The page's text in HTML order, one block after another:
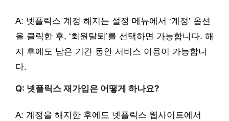
A: 넷플릭스 계정 해지는 설정 메뉴에서 ‘계정’ 옵션
을 클릭한 후, ‘회원탈퇴’를 선택하면 가능합니다. 해
지 후에도 남은 기간 동안 서비스 이용이 가능합니
다.
Q: 넷플릭스 재가입은 어떻게 하나요?
A: 계정을 해지한 후에도 넷플릭스 웹사이트에서